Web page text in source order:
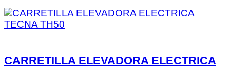
CARRETILLA ELEVADORA ELECTRICA